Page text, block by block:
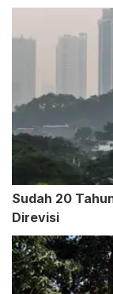
Sudah 20
Direvisi